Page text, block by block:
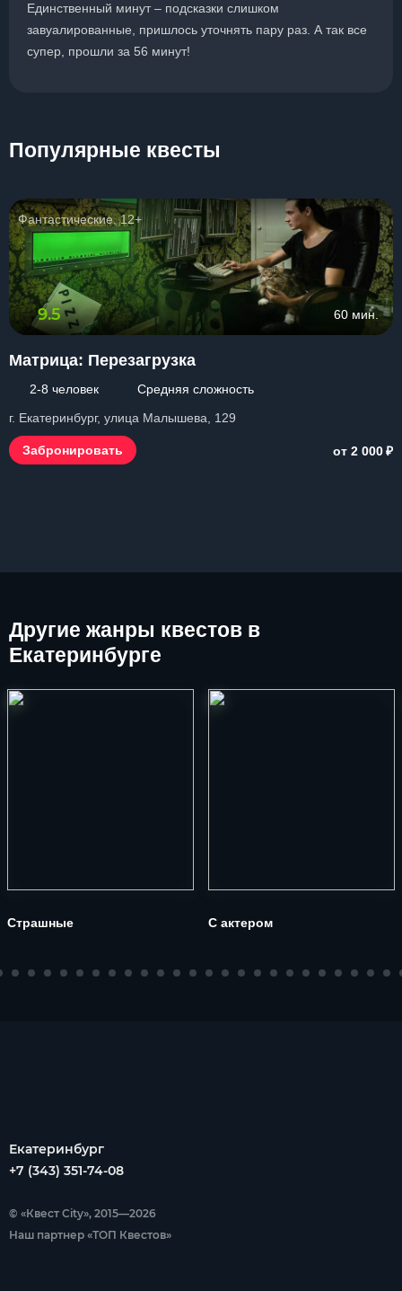
Единственный минут – подсказки слишком
завуалированные, пришлось уточнять пару раз. А так все
супер, прошли за 56 минут!
Популярные квесты
Фантастические, 12+
9.5 60 мин.
Матрица: Перезагрузка
2-8 человек
Средняя сложность
г. Екатеринбург, улица Малышева, 129
Забронировать от 2 000₽
Другие жанры квестов в
Екатеринбурге
Страшные С актером
Екатеринбург
+7 (343) 351-74-08
© «Квест City», 2015—2026
Наш партнер «ТОП Квестов»